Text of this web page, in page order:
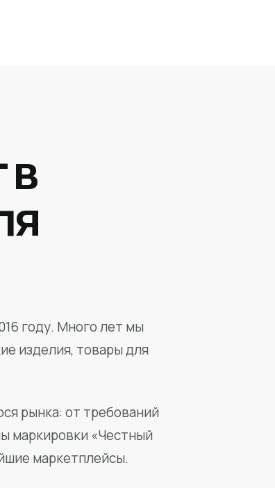
году. Много лет мы
изделия, товары для
рынка: от требований
маркировки «Честный
маркетплейсы.